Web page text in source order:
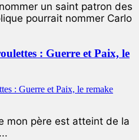
un saint patron des
pourrait nommer Carlo
: Guerre et Paix, le
mon père est atteint de la